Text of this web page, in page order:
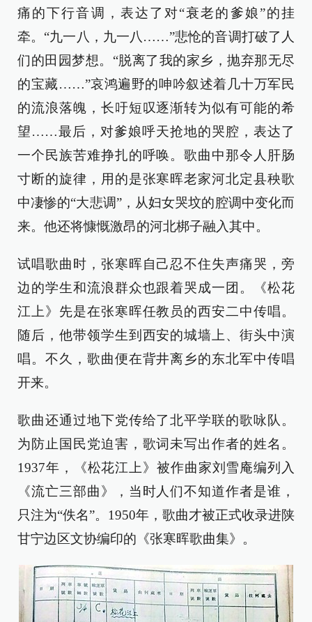
痛的下行音调，表达了对“衰老的爹娘”的挂
牵。“九一八，九一八……”悲怆的音调打破了人
们的田园梦想。“脱离了我的家乡，抛弃那无尽
的宝藏……”哀鸿遍野的呻吟叙述着几十万军民
的流浪落魄，长吁短叹逐渐转为似有可能的希
望……最后，对爹娘呼天抢地的哭腔，表达了
一个民族苦难挣扎的呼唤。歌曲中那令人肝肠
寸断的旋律，用的是张寒晖老家河北定县秧歌
中凄惨的“大悲调”，从妇女哭坟的腔调中变化而
来。他还将慷慨激昂的河北梆子融入其中。
试唱歌曲时，张寒晖自己忍不住失声痛哭，旁
边的学生和流浪群众也跟着哭成一团。《松花
江上》先是在张寒晖任教员的西安二中传唱。
随后，他带领学生到西安的城墙上、街头中演
唱。不久，歌曲便在背井离乡的东北军中传唱
开来。
歌曲还通过地下党传给了北平学联的歌咏队。
为防止国民党迫害，歌词未写出作者的姓名。
1937年，《松花江上》被作曲家刘雪庵编列入
《流亡三部曲》，当时人们不知道作者是谁，
只注为“佚名”。1950年，歌曲才被正式收录进陕
甘宁边区文协编印的《张寒晖歌曲集》。